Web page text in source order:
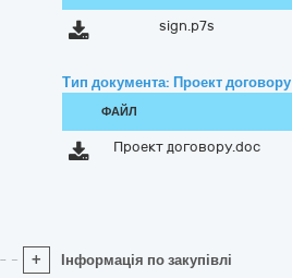
sign.p7s
Тип документа: Проект договору
ФАЙЛ
Проект договору.doc
+ Інформація по закупівлі